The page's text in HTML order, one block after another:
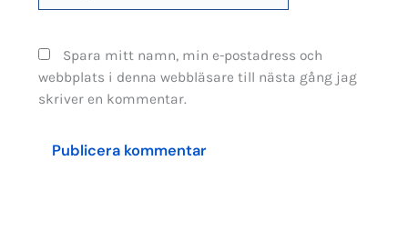
Spara mitt namn, min e-postadress och
webbplats i denna webbläsare till nästa gång jag
skriver en kommentar.